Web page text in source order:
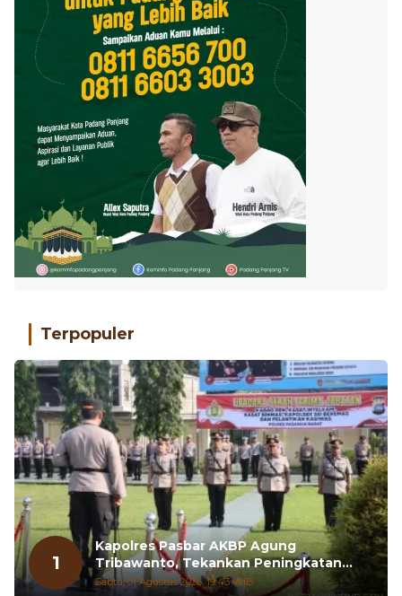
Terpopuler
1
Kapolres Pasbar AKBP Agung
Tribawanto, Tekankan Peningkatan
Pelayanan dan Sinergi dengan
Sabtu, 01 Agustus 2026, 19:43 WIB